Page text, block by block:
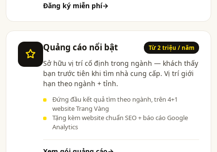
Đăng ký miễn phí→
Quảng cáo nổi bật Từ 2 triệu / năm
Sở hữu vị trí cố định trong ngành — khách thấy
bạn trước tiên khi tìm nhà cung cấp. Vị trí giới
hạn theo ngành + tỉnh.
Đứng đầu kết quả tìm theo ngành, trên 4+1
website Trang Vàng
Tặng kèm website chuẩn SEO + báo cáo Google
Analytics